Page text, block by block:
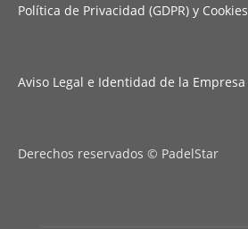
Política de Privacidad (GDPR) y Cookies
Aviso Legal e Identidad de la Empresa
Derechos reservados © PadelStar